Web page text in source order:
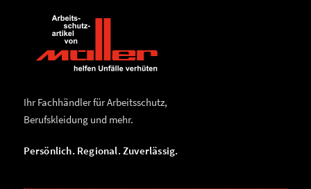
Ihr Fachhändler für Arbeitsschutz,
Berufskleidung und mehr.
Persönlich. Regional. Zuverlässig.